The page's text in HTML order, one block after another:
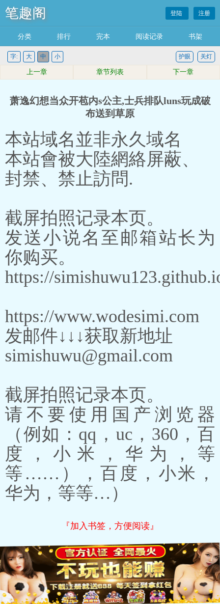
笔趣阁 登陆 注册
分类 排行 完本 阅读记录 书架
字: 大 中 小 关灯
护眼
上一章 章节列表 下一章
萧逸幻想当众开苞内s公主,士兵排队luns玩成破
布送到草原
本站域名並非永久域名
本站會被大陸網絡屏蔽、
封禁、禁止訪問.
截屏拍照记录本页。
发送小说名至邮箱站长为
你购买。
https://
https://www.wodesimi.com
发邮件↓↓↓获取新地址
simishuwu@gmail.com
截屏拍照记录本页。
请不要使用国产浏览器
（例如：qq，uc，360，百
度，小米，华为，等
等……），百度，小米，
华为，等等…）
『加入书签，方便阅读』